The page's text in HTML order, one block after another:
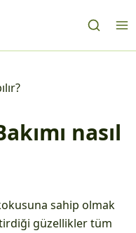
nasıl
sahip olmak
güzellikler tüm